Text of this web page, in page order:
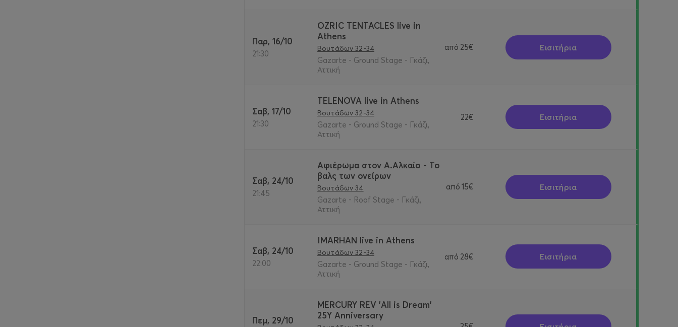
Παρ, 16/10
21:30
OZRIC TENTACLES live in
Athens
Βουτάδων 32-34
Gazarte - Ground Stage - Γκάζι,
Αττική
από 25€ Εισιτήρια
Σαβ, 17/10
21:30
TELENOVA live in Athens
Βουτάδων 32-34
Gazarte - Ground Stage - Γκάζι,
Αττική
22€ Εισιτήρια
Σαβ, 24/10
21:45
Αφιέρωμα στον Α.Αλκαίο - Το
βαλς των ονείρων
Βουτάδων 34
Gazarte - Roof Stage - Γκάζι,
Αττική
από 15€ Εισιτήρια
Σαβ, 24/10
22:00
IMARHAN live in Athens
Βουτάδων 32-34
Gazarte - Ground Stage - Γκάζι,
Αττική
από 28€ Εισιτήρια
Πεμ, 29/10
MERCURY REV 'All is Dream'
25Y Anniversary